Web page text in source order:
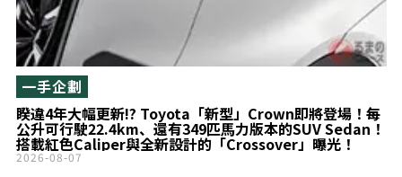
睽違4年大幅更新!? Toyota「新型」Crown即將登場！每
公升可行駛22.4km、還有349匹馬力版本的SUV Sedan！
搭載紅色Caliper與全新設計的「Crossover」曝光！
一手企劃
2026-08-07